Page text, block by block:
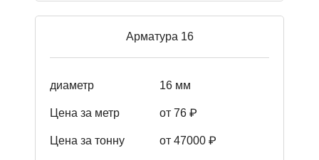
Арматура 16
диаметр 16 мм
Цена за метр от 76 ₽
Цена за тонну от 47000 ₽